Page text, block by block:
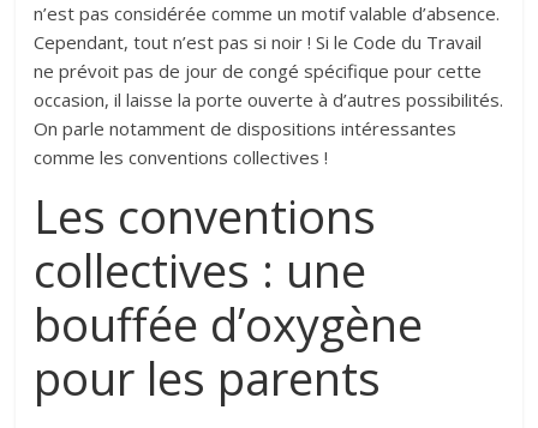
n’est pas considérée comme un motif valable d’absence.
Cependant, tout n’est pas si noir ! Si le Code du Travail
ne prévoit pas de jour de congé spécifique pour cette
occasion, il laisse la porte ouverte à d’autres possibilités.
On parle notamment de dispositions intéressantes
comme les conventions collectives !
Les conventions
collectives : une
bouffée d’oxygène
pour les parents